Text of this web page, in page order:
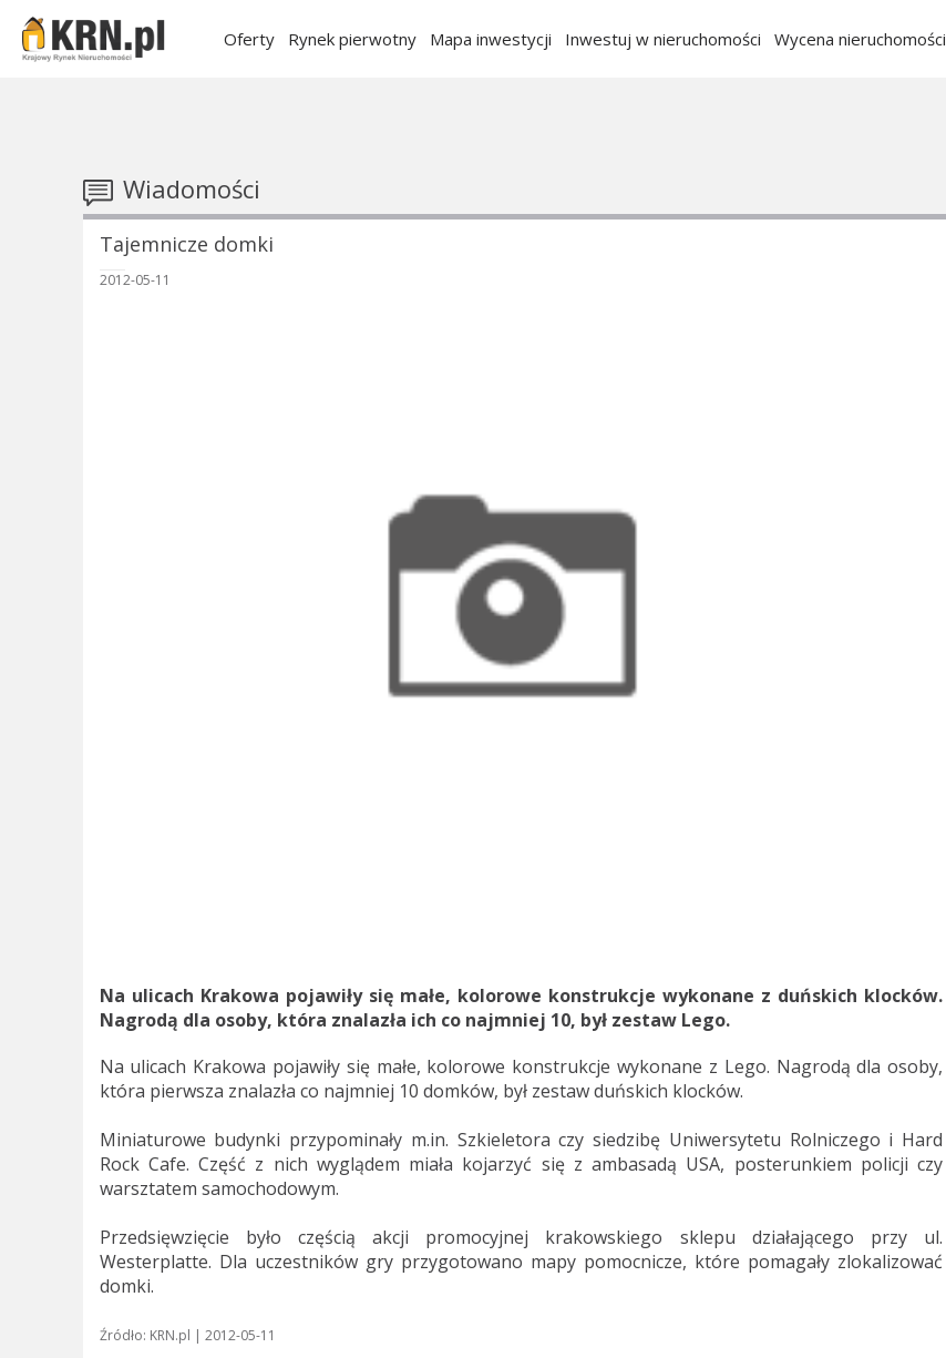
Oferty Rynek pierwotny Mapa inwestycji Inwestuj w nieruchomości Wycena nieruchomości
Wiadomości
Tajemnicze domki
2012-05-11
Na ulicach Krakowa pojawiły się małe, kolorowe konstrukcje wykonane z duńskich klocków.
Nagrodą dla osoby, która znalazła ich co najmniej 10, był zestaw Lego.
Na ulicach Krakowa pojawiły się małe, kolorowe konstrukcje wykonane z Lego. Nagrodą dla osoby,
która pierwsza znalazła co najmniej 10 domków, był zestaw duńskich klocków.
Miniaturowe budynki przypominały m.in. Szkieletora czy siedzibę Uniwersytetu Rolniczego i Hard
Rock Cafe. Część z nich wyglądem miała kojarzyć się z ambasadą USA, posterunkiem policji czy
warsztatem samochodowym.
Przedsięwzięcie było częścią akcji promocyjnej krakowskiego sklepu działającego przy ul.
Westerplatte. Dla uczestników gry przygotowano mapy pomocnicze, które pomagały zlokalizować
domki.
Źródło: KRN.pl | 2012-05-11